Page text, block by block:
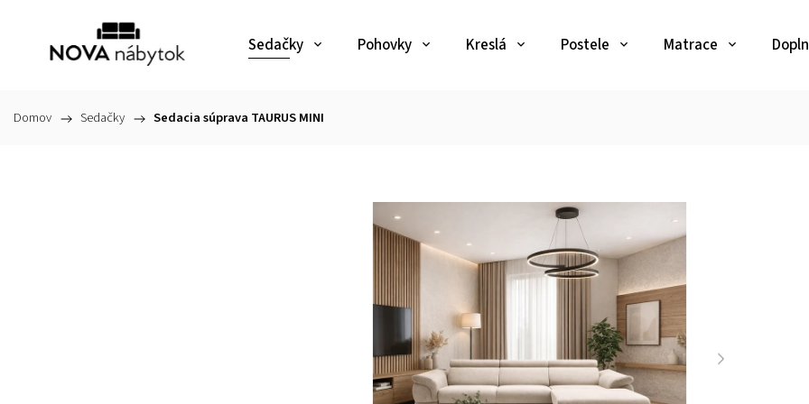
Sedačky Pohovky Kreslá Postele Matrace
Domov / Sedačky / Sedacia súprava TAURUS MINI